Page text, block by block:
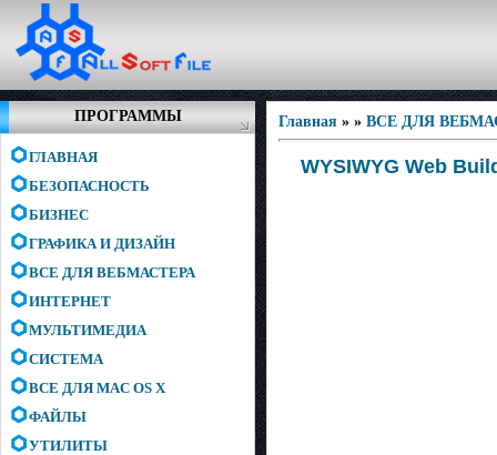
ПРОГРАММЫ
ГЛАВНАЯ
БЕЗОПАСНОСТЬ
БИЗНЕС
ГРАФИКА И ДИЗАЙН
ВСЕ ДЛЯ ВЕБМАСТЕРА
ИНТЕРНЕТ
МУЛЬТИМЕДИА
СИСТЕМА
ВСЕ ДЛЯ MAC OS X
ФАЙЛЫ
УТИЛИТЫ
Главная » » ВСЕ ДЛЯ
WYSIWYG Web